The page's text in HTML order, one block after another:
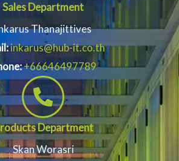
Sales Department
Thanajittives
inkarus@hub-it.co.th
+66646497789
Department
Skan Worasri